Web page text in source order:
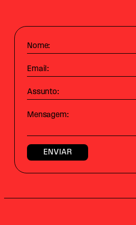
Nome:
Email:
Assunto:
Mensagem: